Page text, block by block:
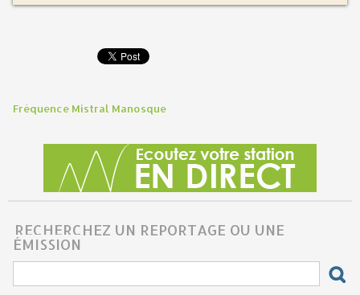
Fréquence Mistral Manosque
RECHERCHEZ UN REPORTAGE OU UNE
ÉMISSION